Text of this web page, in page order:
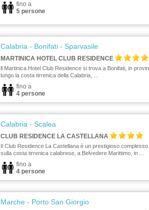
fino a
5 persone
Calabria - Bonifati - Sparvasile
MARTINICA HOTEL CLUB RESIDENCE
ll Martinica Hotel Club Residence si trova a Bonifati, in
lungo la costa tirrenica della Calabria, ...
fino a
4 persone
Calabria - Scalea
CLUB RESIDENCE LA CASTELLANA
Il Club Residence La Castellana è un prestigioso
sulla costa tirrenica calabrese, a Belvedere Marittimo, in ...
fino a
4 persone
Marche- Porto San Giorgio